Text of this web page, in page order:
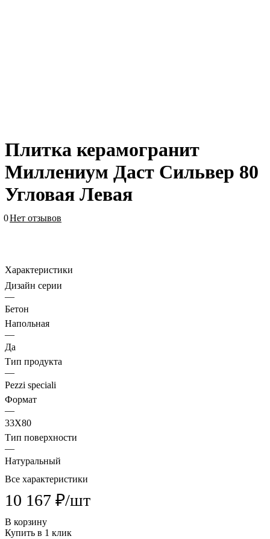
Плитка керамогранит
Миллениум Даст Сильвер 80
Угловая Левая
0Нет отзывов
Характеристики
Дизайн серии
—
Бетон
Напольная
—
Да
Тип продукта
—
Pezzi speciali
Формат
—
33X80
Тип поверхности
—
Натуральный
Все характеристики
10 167 ₽/шт
В корзину
Купить в 1 клик